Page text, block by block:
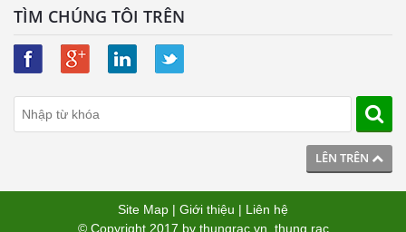
LÊN TRÊN
TÌM CHÚNG TÔI TRÊN
Site Map | Giới thiệu | Liên hệ
© Copyright 2017 by thungrac.vn thung rac